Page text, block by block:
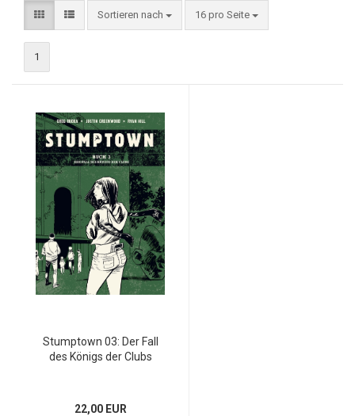
Sortieren nach 16 pro Seite
1
Stumptown 03: Der Fall
des Königs der Clubs
22,00 EUR